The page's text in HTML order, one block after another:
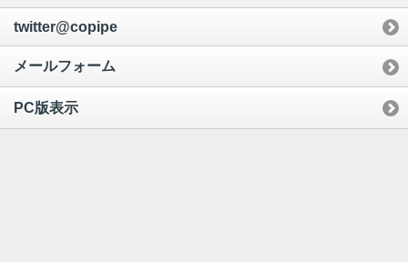
twitter@copipe
メールフォーム
PC版表示